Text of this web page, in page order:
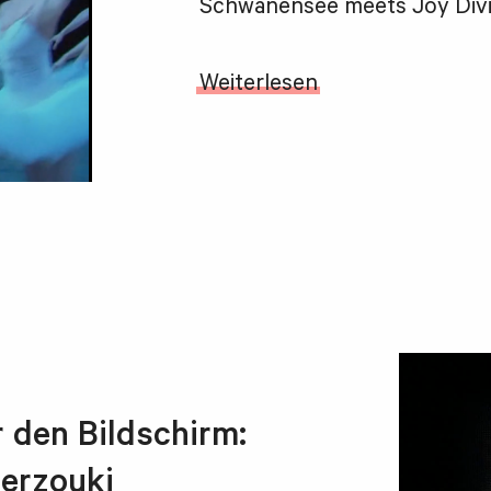
Schwanensee meets Joy
Weiterlesen
den Bildschirm: